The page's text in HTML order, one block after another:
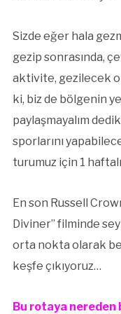
Sizde eğer hala
gezip sonrasında,
aktivite, gezilecek
ki, biz de bölgenin
paylaşmayalım
sporlarını
turumuz için 1
En son Russell
Diviner” filminde
orta nokta olarak
keşfe çıkıyoruz…
Bu rotaya nereden